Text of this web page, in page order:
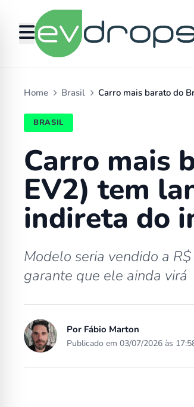
Home Brasil Carro mais barato do
BRASIL
Carro mais
EV2) tem
indireta do
Modelo seria vendido a
garante que ele ainda virá
Por Fábio Marton
Publicado em 03/07/2026 às